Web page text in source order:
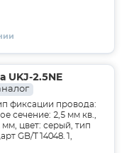
UKJ-2.5NE
фиксации провода:
сечение: 2,5 мм кв.,
цвет: серый, тип
GB/T14048.1,